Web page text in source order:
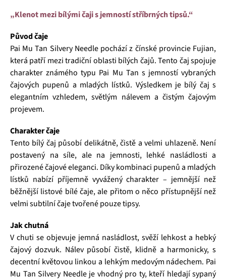
„Klenot mezi bílými čaji s jemností stříbrných tipsů.“
Původ čaje
Pai Mu Tan Silvery Needle pochází z čínské provincie Fujian,
která patří mezi tradiční oblasti bílých čajů. Tento čaj spojuje
charakter známého typu Pai Mu Tan s jemností vybraných
čajových pupenů a mladých lístků. Výsledkem je bílý čaj s
elegantním vzhledem, světlým nálevem a čistým čajovým
projevem.
Charakter čaje
Tento bílý čaj působí delikátně, čistě a velmi uhlazeně. Není
postavený na síle, ale na jemnosti, lehké nasládlosti a
přirozené čajové eleganci. Díky kombinaci pupenů a mladých
lístků nabízí příjemně vyvážený charakter – jemnější než
běžnější listové bílé čaje, ale přitom o něco přístupnější než
velmi subtilní čaje tvořené pouze tipsy.
Jak chutná
V chuti se objevuje jemná nasládlost, svěží lehkost a hebký
čajový dozvuk. Nálev působí čistě, klidně a harmonicky, s
decentní květovou linkou a lehkým medovým nádechem. Pai
Mu Tan Silvery Needle je vhodný pro ty, kteří hledají sypaný